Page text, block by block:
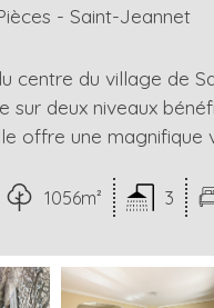
- Saint-Jeannet
centre du village de
sur deux niveaux
offre une magnifique
1056m² 3